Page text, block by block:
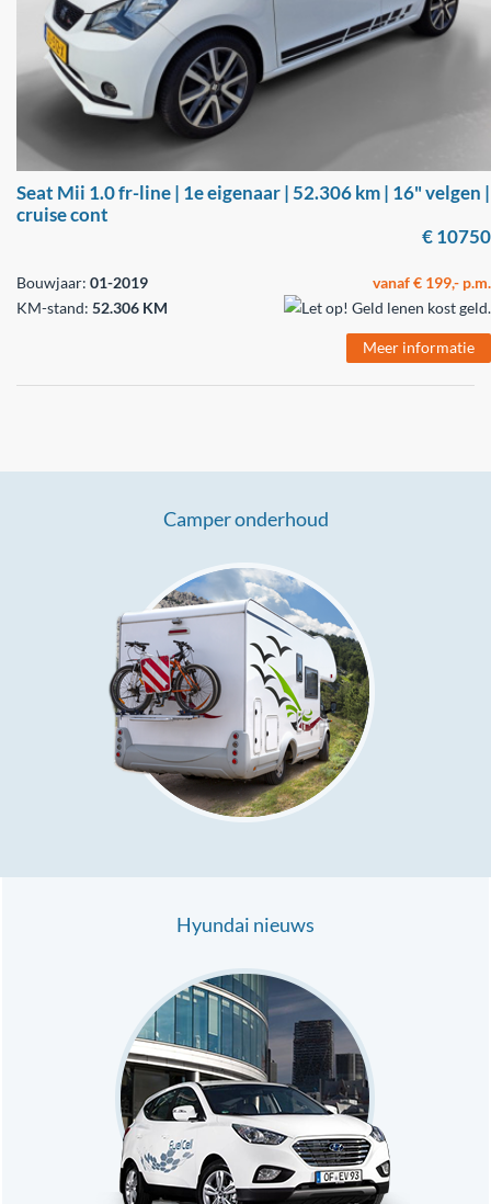
Seat Mii 1.0 fr-line | 1e eigenaar | 52.306 km | 16" velgen |
cruise cont
€ 10750
Bouwjaar: 01-2019
KM-stand: 52.306 KM
vanaf € 199,- p.m.
Meer informatie
Camper onderhoud
Hyundai nieuws